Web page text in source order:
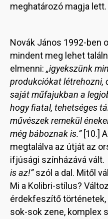
meghatározó magja lett.
Novák János 1992-ben
mindent meg lehet
elmenni: „igyekszünk
produkciókat létrehozni,
saját műfajukban a
hogy fiatal, tehetséges
művészek remekül
még báboznak is.”[10.]
megtalálva az útját az
ifjúsági színházává vált.
is az!”szól a dal. Mitől
Mi a Kolibri-stílus?
érdekfeszítő
sok-sok zene, komplex